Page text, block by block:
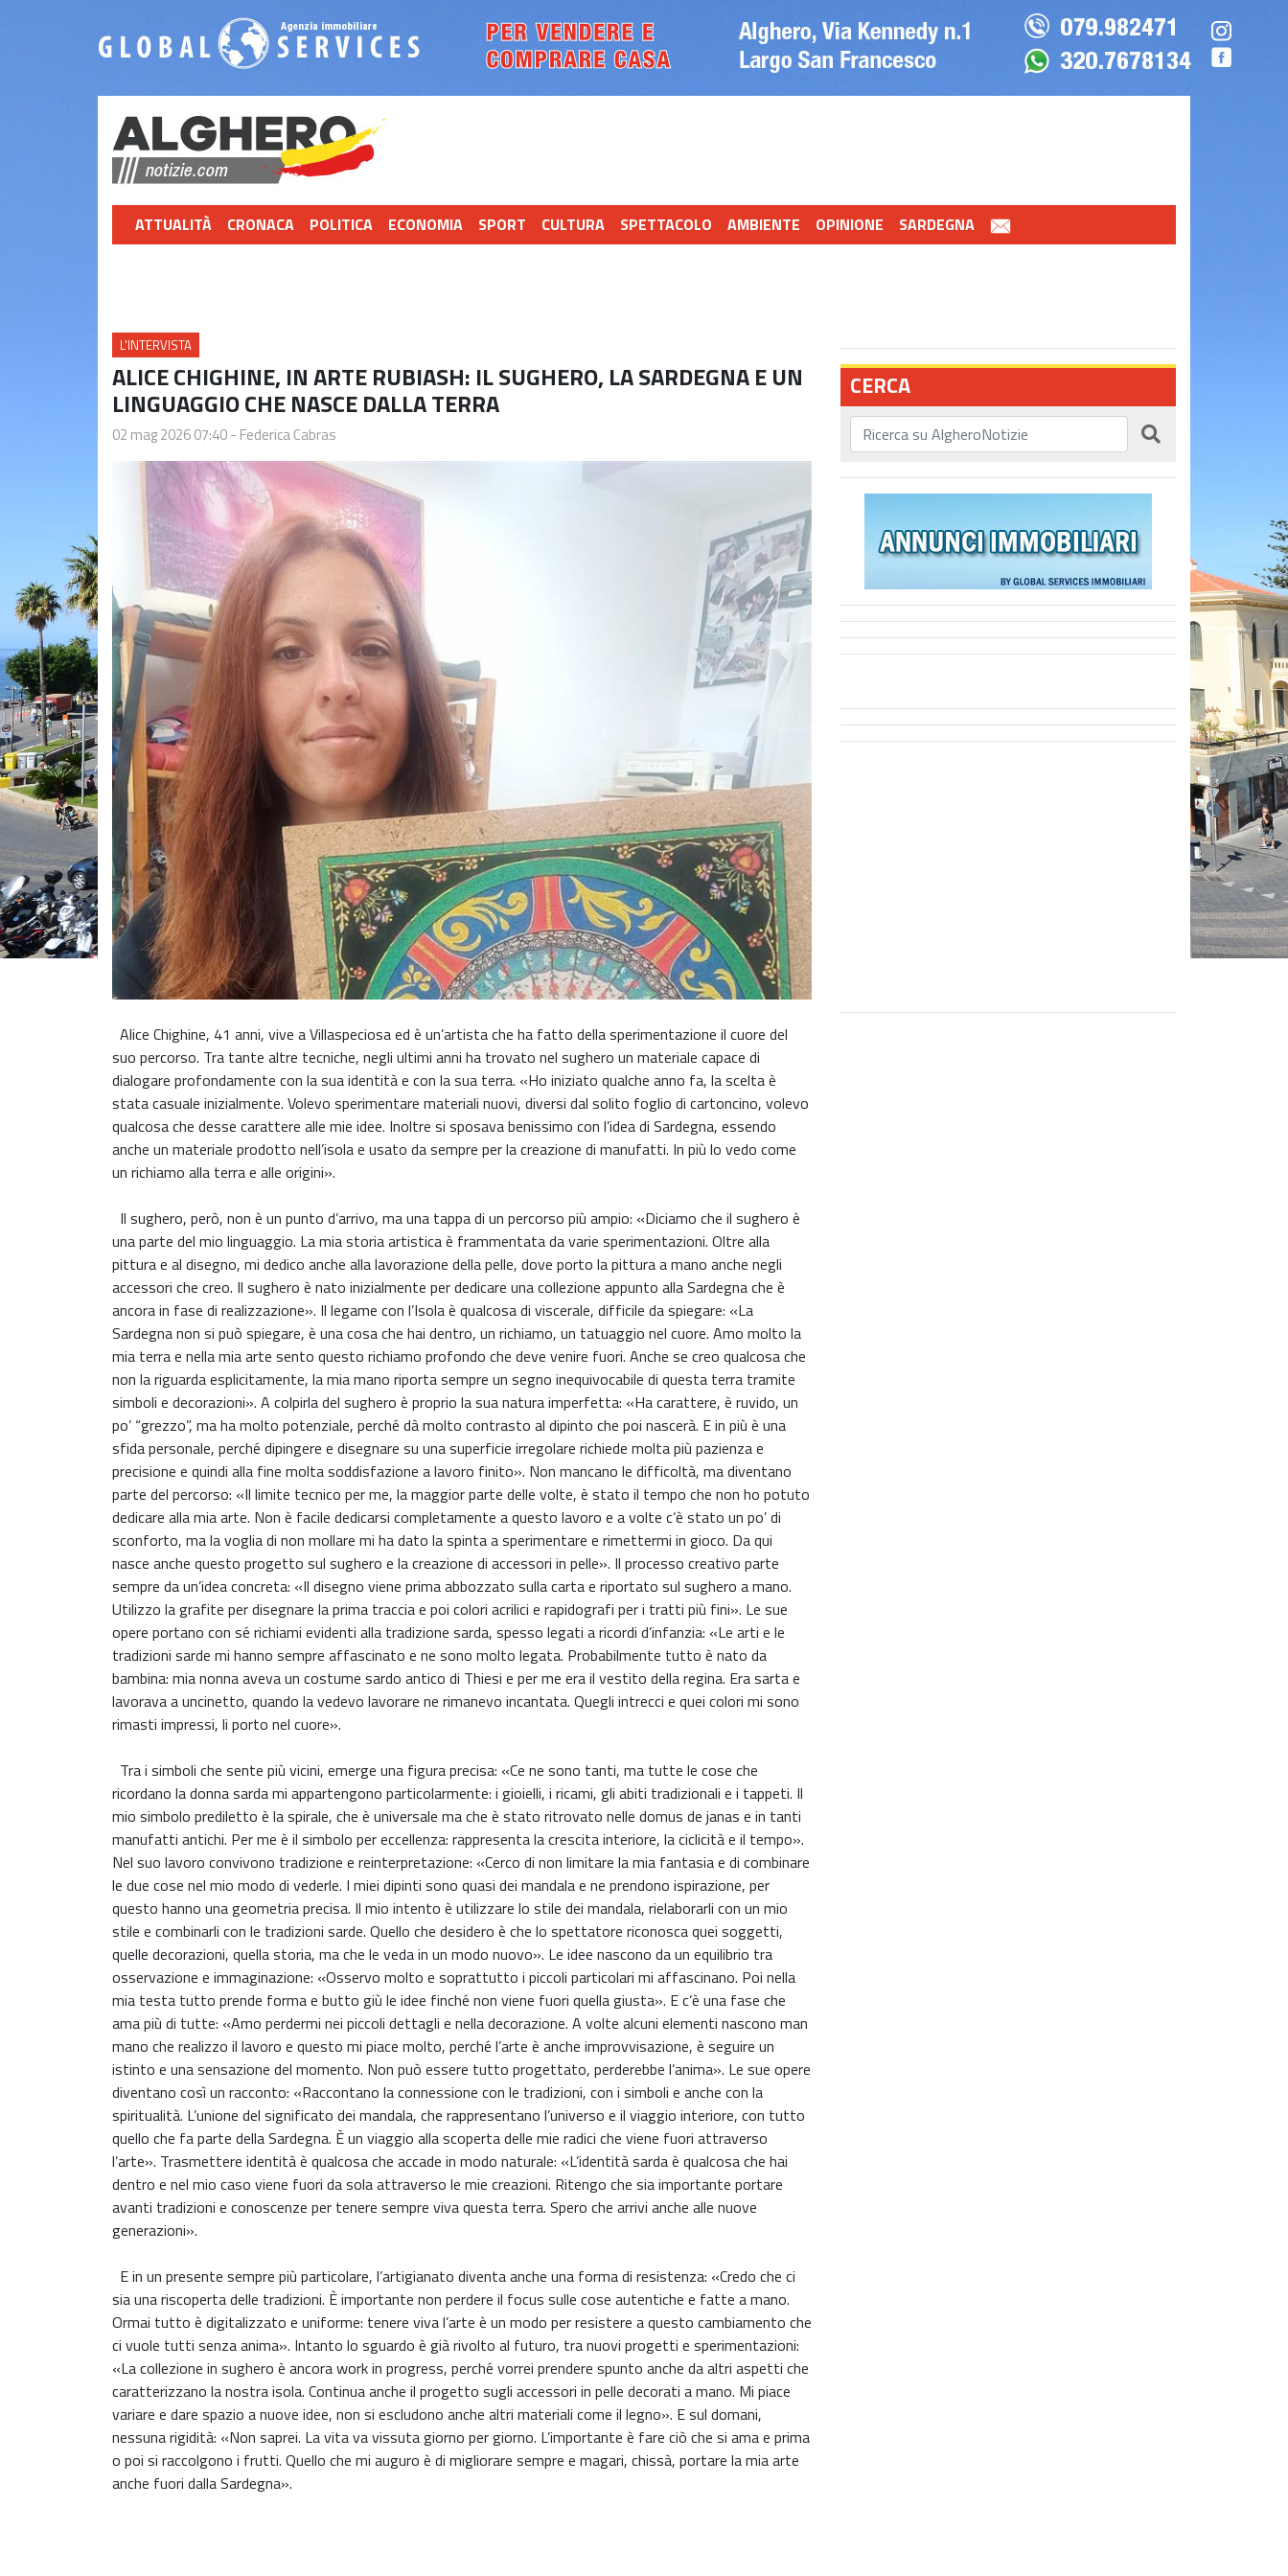
ATTUALITÀ CRONACA POLITICA ECONOMIA SPORT CULTURA SPETTACOLO AMBIENTE OPINIONE SARDEGNA
L'INTERVISTA
ALICE CHIGHINE, IN ARTE RUBIASH: IL SUGHERO, LA SARDEGNA E UN
LINGUAGGIO CHE NASCE DALLA TERRA
02 mag 2026 07:40- Federica Cabras
Alice Chighine, 41 anni, vive a Villaspeciosa ed è un’artista che ha fatto della sperimentazione il cuore del
suo percorso. Tra tante altre tecniche, negli ultimi anni ha trovato nel sughero un materiale capace di
dialogare profondamente con la sua identità e con la sua terra. «Ho iniziato qualche anno fa, la scelta è
stata casuale inizialmente. Volevo sperimentare materiali nuovi, diversi dal solito foglio di cartoncino, volevo
qualcosa che desse carattere alle mie idee. Inoltre si sposava benissimo con l’idea di Sardegna, essendo
anche un materiale prodotto nell’isola e usato da sempre per la creazione di manufatti. In più lo vedo come
un richiamo alla terra e alle origini».
Il sughero, però, non è un punto d’arrivo, ma una tappa di un percorso più ampio: «Diciamo che il sughero è
una parte del mio linguaggio. La mia storia artistica è frammentata da varie sperimentazioni. Oltre alla
pittura e al disegno, mi dedico anche alla lavorazione della pelle, dove porto la pittura a mano anche negli
accessori che creo. Il sughero è nato inizialmente per dedicare una collezione appunto alla Sardegna che è
ancora in fase di realizzazione». Il legame con l’Isola è qualcosa di viscerale, difficile da spiegare: «La
Sardegna non si può spiegare, è una cosa che hai dentro, un richiamo, un tatuaggio nel cuore. Amo molto la
mia terra e nella mia arte sento questo richiamo profondo che deve venire fuori. Anche se creo qualcosa che
non la riguarda esplicitamente, la mia mano riporta sempre un segno inequivocabile di questa terra tramite
simboli e decorazioni». A colpirla del sughero è proprio la sua natura imperfetta: «Ha carattere, è ruvido, un
po’ “grezzo”, ma ha molto potenziale, perché dà molto contrasto al dipinto che poi nascerà. E in più è una
sfida personale, perché dipingere e disegnare su una superficie irregolare richiede molta più pazienza e
precisione e quindi alla fine molta soddisfazione a lavoro finito». Non mancano le difficoltà, ma diventano
parte del percorso: «Il limite tecnico per me, la maggior parte delle volte, è stato il tempo che non ho potuto
dedicare alla mia arte. Non è facile dedicarsi completamente a questo lavoro e a volte c’è stato un po’ di
sconforto, ma la voglia di non mollare mi ha dato la spinta a sperimentare e rimettermi in gioco. Da qui
nasce anche questo progetto sul sughero e la creazione di accessori in pelle». Il processo creativo parte
sempre da un’idea concreta: «Il disegno viene prima abbozzato sulla carta e riportato sul sughero a mano.
Utilizzo la grafite per disegnare la prima traccia e poi colori acrilici e rapidografi per i tratti più fini». Le sue
opere portano con sé richiami evidenti alla tradizione sarda, spesso legati a ricordi d’infanzia: «Le arti e le
tradizioni sarde mi hanno sempre affascinato e ne sono molto legata. Probabilmente tutto è nato da
bambina: mia nonna aveva un costume sardo antico di Thiesi e per me era il vestito della regina. Era sarta e
lavorava a uncinetto, quando la vedevo lavorare ne rimanevo incantata. Quegli intrecci e quei colori mi sono
rimasti impressi, li porto nel cuore».
Tra i simboli che sente più vicini, emerge una figura precisa: «Ce ne sono tanti, ma tutte le cose che
ricordano la donna sarda mi appartengono particolarmente: i gioielli, i ricami, gli abiti tradizionali e i tappeti. Il
mio simbolo prediletto è la spirale, che è universale ma che è stato ritrovato nelle domus de janas e in tanti
manufatti antichi. Per me è il simbolo per eccellenza: rappresenta la crescita interiore, la ciclicità e il tempo».
Nel suo lavoro convivono tradizione e reinterpretazione: «Cerco di non limitare la mia fantasia e di combinare
le due cose nel mio modo di vederle. I miei dipinti sono quasi dei mandala e ne prendono ispirazione, per
questo hanno una geometria precisa. Il mio intento è utilizzare lo stile dei mandala, rielaborarli con un mio
stile e combinarli con le tradizioni sarde. Quello che desidero è che lo spettatore riconosca quei soggetti,
quelle decorazioni, quella storia, ma che le veda in un modo nuovo». Le idee nascono da un equilibrio tra
osservazione e immaginazione: «Osservo molto e soprattutto i piccoli particolari mi affascinano. Poi nella
mia testa tutto prende forma e butto giù le idee finché non viene fuori quella giusta». E c’è una fase che
ama più di tutte: «Amo perdermi nei piccoli dettagli e nella decorazione. A volte alcuni elementi nascono man
mano che realizzo il lavoro e questo mi piace molto, perché l’arte è anche improvvisazione, è seguire un
istinto e una sensazione del momento. Non può essere tutto progettato, perderebbe l’anima». Le sue opere
diventano così un racconto: «Raccontano la connessione con le tradizioni, con i simboli e anche con la
spiritualità. L’unione del significato dei mandala, che rappresentano l’universo e il viaggio interiore, con tutto
quello che fa parte della Sardegna. È un viaggio alla scoperta delle mie radici che viene fuori attraverso
l’arte». Trasmettere identità è qualcosa che accade in modo naturale: «L’identità sarda è qualcosa che hai
dentro e nel mio caso viene fuori da sola attraverso le mie creazioni. Ritengo che sia importante portare
avanti tradizioni e conoscenze per tenere sempre viva questa terra. Spero che arrivi anche alle nuove
generazioni».
E in un presente sempre più particolare, l’artigianato diventa anche una forma di resistenza: «Credo che ci
sia una riscoperta delle tradizioni. È importante non perdere il focus sulle cose autentiche e fatte a mano.
Ormai tutto è digitalizzato e uniforme: tenere viva l’arte è un modo per resistere a questo cambiamento che
ci vuole tutti senza anima». Intanto lo sguardo è già rivolto al futuro, tra nuovi progetti e sperimentazioni:
«La collezione in sughero è ancora work in progress, perché vorrei prendere spunto anche da altri aspetti che
caratterizzano la nostra isola. Continua anche il progetto sugli accessori in pelle decorati a mano. Mi piace
variare e dare spazio a nuove idee, non si escludono anche altri materiali come il legno». E sul domani,
nessuna rigidità: «Non saprei. La vita va vissuta giorno per giorno. L’importante è fare ciò che si ama e prima
o poi si raccolgono i frutti. Quello che mi auguro è di migliorare sempre e magari, chissà, portare la mia arte
anche fuori dalla Sardegna».
CERCA